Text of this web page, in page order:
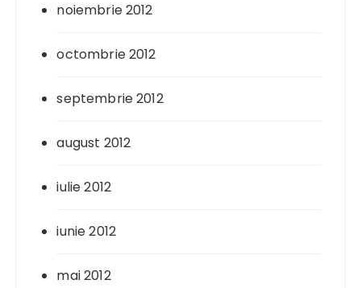
noiembrie 2012
octombrie 2012
septembrie 2012
august 2012
iulie 2012
iunie 2012
mai 2012